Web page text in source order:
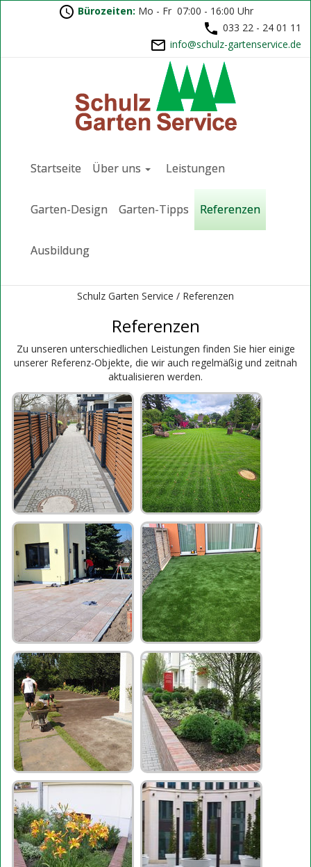
Bürozeiten: Mo - Fr 07:00 - 16:00 Uhr
033 22 - 24 01 11
ed.ecivresnetrag-zluhcs@ofni
Startseite Über uns Leistungen
Garten-Design Garten-Tipps Referenzen
Ausbildung
Schulz Garten Service / Referenzen
Referenzen
Zu unseren unterschiedlichen Leistungen finden Sie hier einige
unserer Referenz-Objekte, die wir auch regelmäßig und zeitnah
aktualisieren werden.